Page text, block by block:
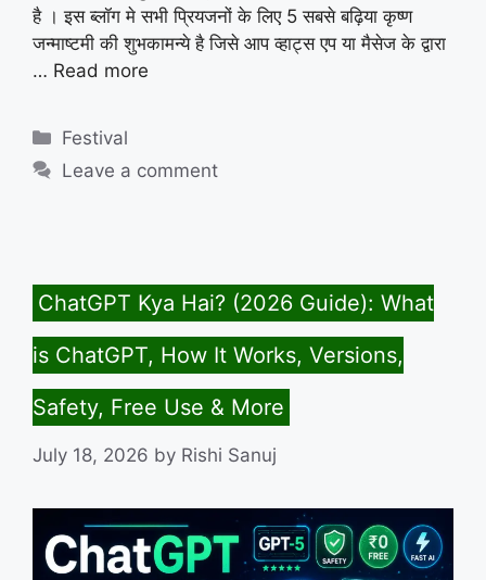
है । इस ब्लॉग मे सभी प्रियजनों के लिए 5 सबसे बढ़िया कृष्ण
जन्माष्टमी की शुभकामन्ये है जिसे आप व्हाट्स एप या मैसेज के द्वारा
… Read more
Categories
Festival
Leave a comment
ChatGPT Kya Hai? (2026 Guide): What
is ChatGPT, How It Works, Versions,
Safety, Free Use & More
July 18, 2026 by Rishi Sanuj